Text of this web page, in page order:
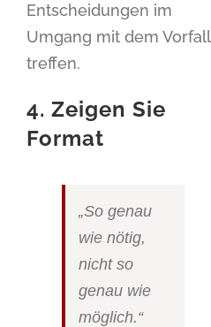
Entscheidungen im
Umgang mit dem Vorfall
treffen.
4. Zeigen Sie
Format
„So genau
wie nötig,
nicht so
genau wie
möglich.“